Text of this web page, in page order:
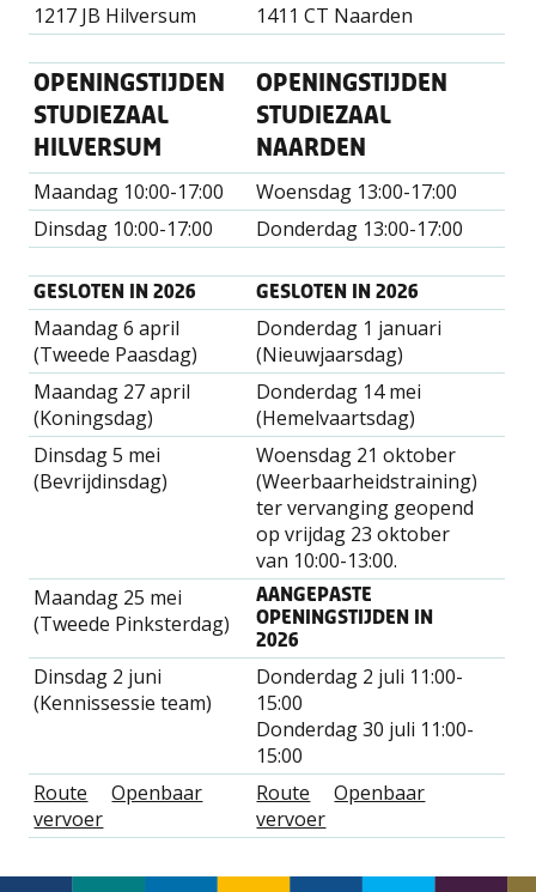
1217 JB Hilversum
1411 CT Naarden
OPENINGSTIJDEN
STUDIEZAAL
HILVERSUM
OPENINGSTIJDEN
STUDIEZAAL
NAARDEN
Maandag 10:00-17:00
Woensdag 13:00-17:00
Dinsdag 10:00-17:00
Donderdag 13:00-17:00
GESLOTEN IN 2026 GESLOTEN IN 2026
Maandag 6 april
(Tweede Paasdag)
Donderdag 1 januari
(Nieuwjaarsdag)
Maandag 27 april
(Koningsdag)
Donderdag 14 mei
(Hemelvaartsdag)
Dinsdag 5 mei
(Bevrijdinsdag)
Woensdag 21 oktober
(Weerbaarheidstraining)
ter vervanging geopend
op vrijdag 23 oktober
van 10:00-13:00.
Maandag 25 mei
(Tweede Pinksterdag)
AANGEPASTE
OPENINGSTIJDEN IN
2026
Dinsdag 2 juni
(Kennissessie team)
Donderdag 2 juli 11:00-
15:00
Donderdag 30 juli 11:00-
15:00
Route
Openbaar
vervoer
Route
Openbaar
vervoer